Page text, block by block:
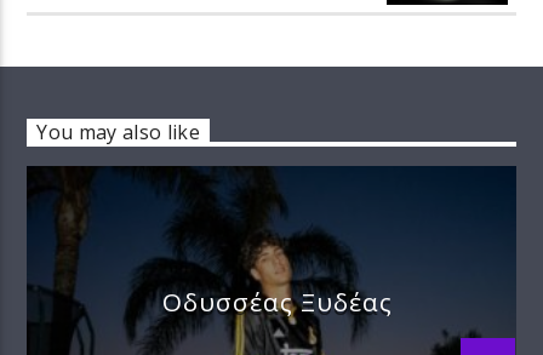
You may also like
Οδυσσέας Ξυδέας